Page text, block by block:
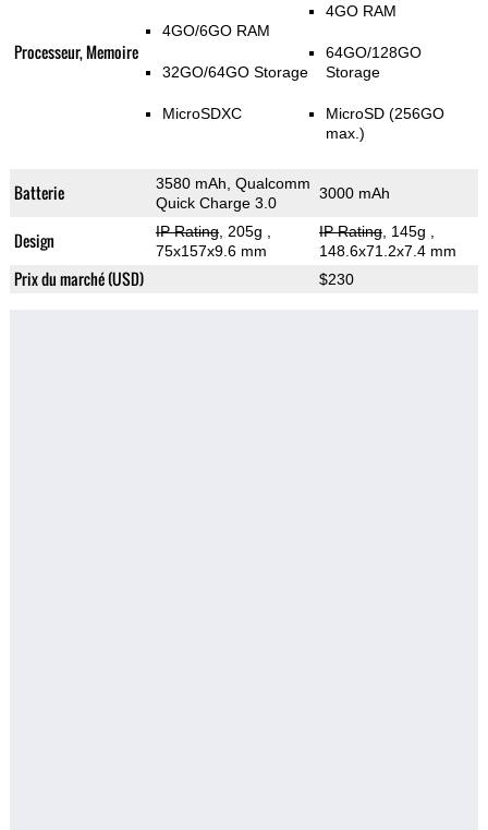
Processeur, Memoire
4GO/6GO RAM
32GO/64GO Storage
MicroSDXC
4GO RAM
64GO/128GO
Storage
MicroSD (256GO
max.)
Batterie
3580 mAh, Qualcomm
Quick Charge 3.0
3000 mAh
Design IP Rating, 205g
75x157x9.6 mm
IP Rating, 145g
148.6x71.2x7.4 mm
Prix du marché (USD) $230